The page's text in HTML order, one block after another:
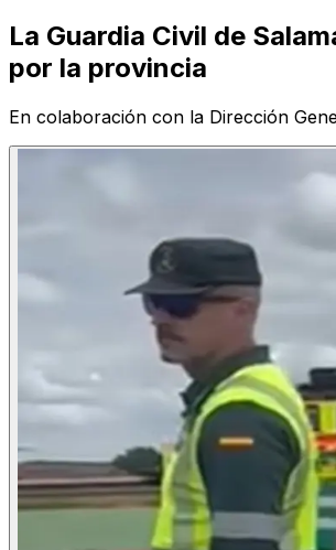
La Guardia Civil de
por la provincia
En colaboración con la Dirección